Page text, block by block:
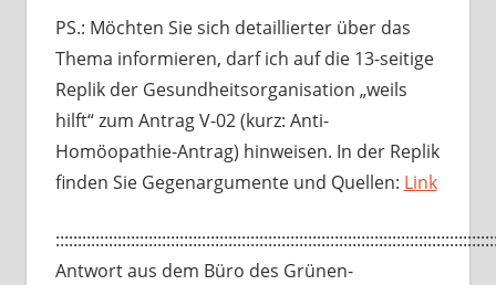
PS.: Möchten Sie sich detaillierter über das
Thema informieren, darf ich auf die 13-seitige
Replik der Gesundheitsorganisation „weils
hilft“ zum Antrag V-02 (kurz: Anti-
Homöopathie-Antrag) hinweisen. In der Replik
finden Sie Gegenargumente und Quellen: Link
Antwort aus dem Büro des Grünen-